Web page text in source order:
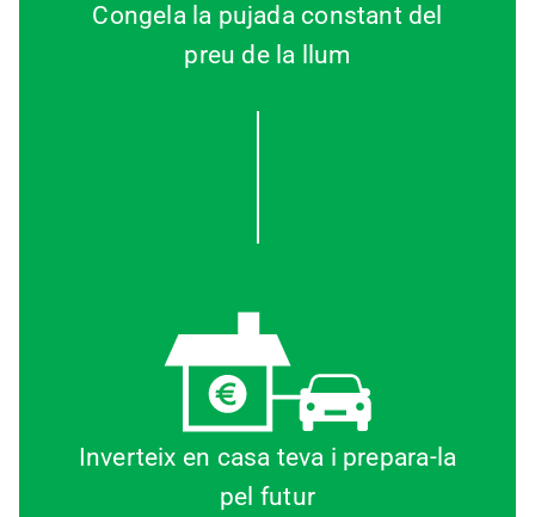
Congela la pujada constant del
preu de la llum
Inverteix en casa teva i prepara-la
pel futur